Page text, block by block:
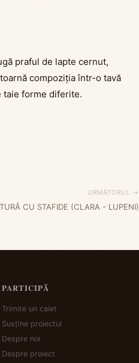
praful de lapte cernut,
compoziția într-o tavă
taie forme diferite.
URMĂTORUL →
CU STAFIDE (CLARA - LUPENI)
PARTICIPĂ
Trimite un caiet
Susține proiectul
Despre noi
Despre proiect